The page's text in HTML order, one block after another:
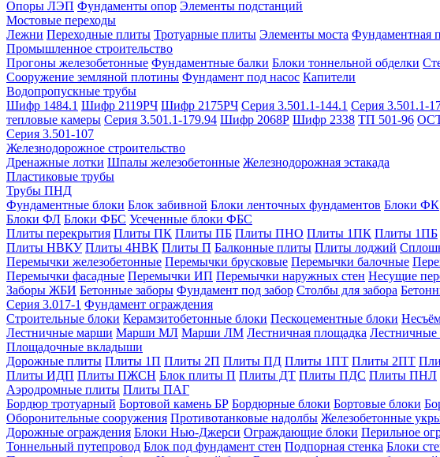
Опоры ЛЭП Фундаменты опор Элементы подстанций
Мостовые переходы
Лежни Переходные плиты Тротуарные плиты Элементы моста Фундаментная
Промышленное строительство
Прогоны железобетонные Фундаментные балки Блоки тоннельной обделки
Сооружение земляной плотины Фундамент под насос Капители
Водопропускные трубы
Шифр 1484.1 Шифр 2119РЧ Шифр 2175РЧ Серия 3.501.1-144.1 Серия 3.501.1-
тепловые камеры Серия 3.501.1-179.94 Шифр 2068Р Шифр 2338 ТП 501-96
Серия 3.501-107
Железнодорожное строительство
Дренажные лотки Шпалы железобетонные Железнодорожная эстакада
Пластиковые трубы
Трубы ПНД
Фундаментные блоки Блок забивной Блоки ленточных фундаментов Блоки ФК
Блоки ФЛ Блоки ФБС Усеченные блоки ФБС
Плиты перекрытия Плиты ПК Плиты ПБ Плиты ПНО Плиты 1ПК Плиты 1ПБ
Плиты НВКУ Плиты 4НВК Плиты П Балконные плиты Плиты лоджий
Перемычки железобетонные Перемычки брусковые Перемычки балочные
Перемычки фасадные Перемычки ИП Перемычки наружных стен Несущие
Заборы ЖБИ Бетонные заборы Фундамент под забор Столбы для забора
Серия 3.017-1 Фундамент ограждения
Строительные блоки Керамзитобетонные блоки Пескоцементные блоки
Лестничные марши Марши МЛ Марши ЛМ Лестничная площадка Лестничные
Площадочные вкладыши
Дорожные плиты Плиты 1П Плиты 2П Плиты ПД Плиты 1ПТ Плиты 2ПТ
Плиты ИДП Плиты ПЖСН Блок плиты П Плиты ДТ Плиты ПДС Плиты ПНЛ
Аэродромные плиты Плиты ПАГ
Бордюр тротуарный Бортовой камень БР Бордюрные блоки Бортовые блоки
Оборонительные сооружения Противотанковые надолбы Железобетонные
Дорожные ограждения Блоки Нью-Джерси Ограждающие блоки Перильное
Тоннельный путепровод Блок под фундамент стен Подпорная стенка Блоки